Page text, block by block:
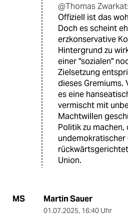
@Thomas Zwarkat:
Offiziell ist das
Doch es scheint
erzkonservative
Hintergrund zu
einer "sozialen"
Zielsetzung
dieses Gremiums.
es eine
vermischt mit
Machtwillen
Politik zu machen,
undemokratischer
Union.
MS Martin Sauer
01.07.2025, 16:40 Uhr